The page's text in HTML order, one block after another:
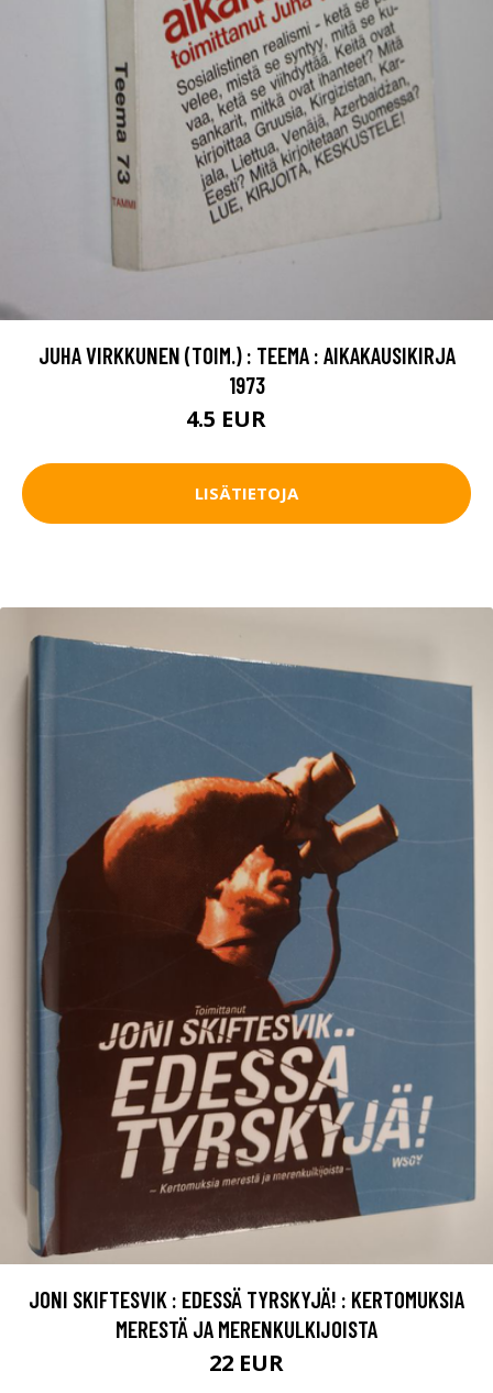
JUHA VIRKKUNEN (TOIM.) : TEEMA : AIKAKAUSIKIRJA
1973
4.5 EUR
LISÄTIETOJA
JONI SKIFTESVIK : EDESSÄ TYRSKYJÄ! : KERTOMUKSIA
MERESTÄ JA MERENKULKIJOISTA
22 EUR